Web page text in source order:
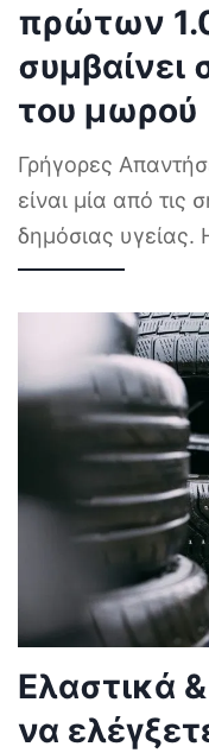
πρώτων
συμβαίνει
του μωρού
Γρήγορες
είναι μία από τις
δημόσιας
Ελαστικά
να